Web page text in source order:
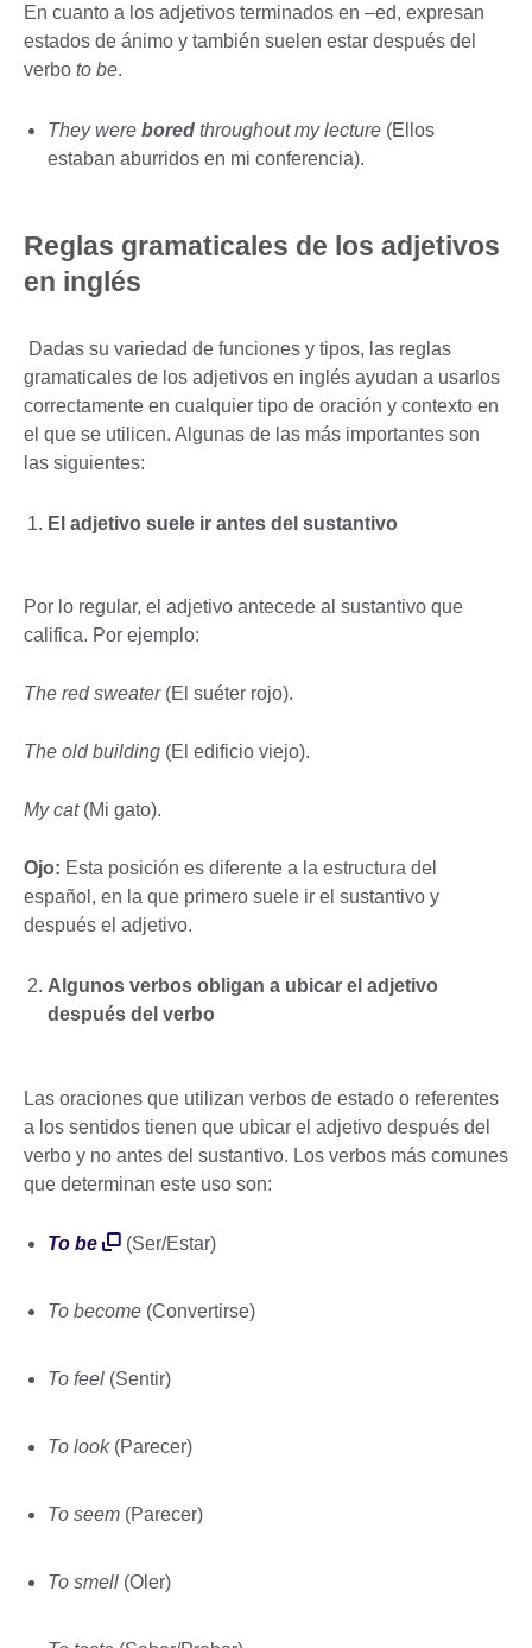
En cuanto a los adjetivos terminados en –ed, expresan
estados de ánimo y también suelen estar después del
verbo to be.
They were bored throughout my lecture (Ellos
estaban aburridos en mi conferencia).
Reglas gramaticales de los adjetivos
en inglés
Dadas su variedad de funciones y tipos, las reglas
gramaticales de los adjetivos en inglés ayudan a usarlos
correctamente en cualquier tipo de oración y contexto en
el que se utilicen. Algunas de las más importantes son
las siguientes:
El adjetivo suele ir antes del sustantivo
Por lo regular, el adjetivo antecede al sustantivo que
califica. Por ejemplo:
The red sweater(El suéter rojo).
The old building (El edificio viejo).
My cat (Mi gato).
Ojo: Esta posición es diferente a la estructura del
español, en la que primero suele ir el sustantivo y
después el adjetivo.
Algunos verbos obligan a ubicar el adjetivo
después del verbo
Las oraciones que utilizan verbos de estado o referentes
a los sentidos tienen que ubicar el adjetivo después del
verbo y no antes del sustantivo. Los verbos más comunes
que determinan este uso son:
To be (Ser/Estar)
To become (Convertirse)
To feel (Sentir)
To look(Parecer)
To seem (Parecer)
To smell (Oler)